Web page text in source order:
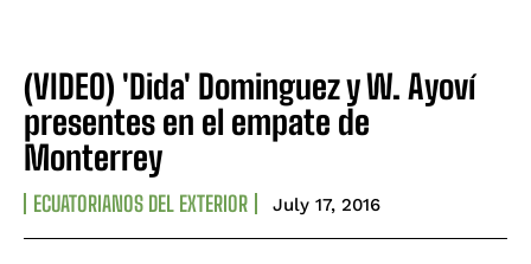
(VIDEO) 'Dida' Dominguez y W. Ayoví
presentes en el empate de
Monterrey
ECUATORIANOS DEL EXTERIOR July 17, 2016